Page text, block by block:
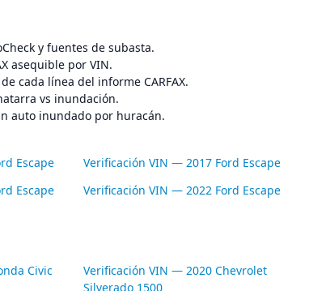
y fuentes de subasta.
asequible por VIN.
cada línea del informe CARFAX.
vs inundación.
auto inundado por huracán.
Escape Verificación VIN — 2017 Ford Escape
Escape Verificación VIN — 2022 Ford Escape
Civic
Verificación VIN — 2020 Chevrolet
Silverado 1500